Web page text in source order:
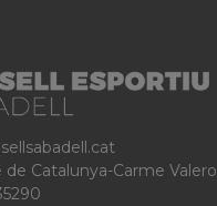
Catalunya-Carme Valero